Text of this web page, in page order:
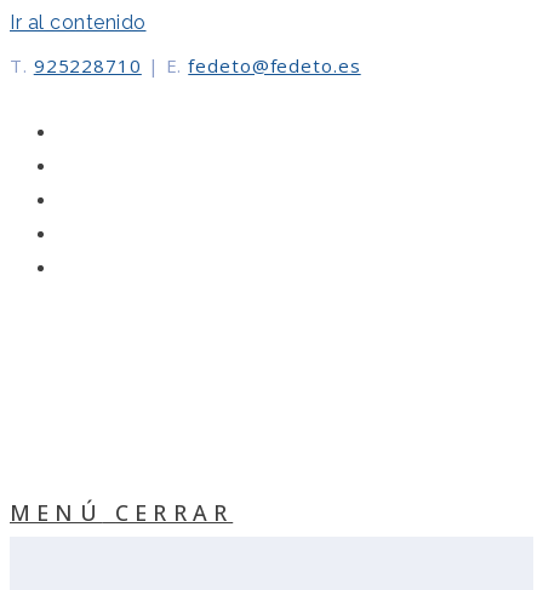
Ir al contenido
T. 925228710 | E. fedeto@fedeto.es
MENÚ CERRAR